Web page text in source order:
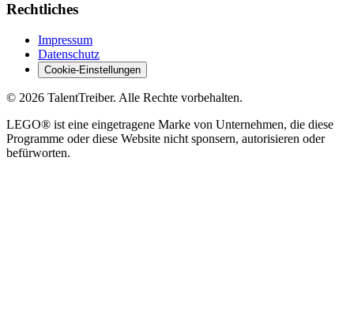
Rechtliches
Impressum
Datenschutz
Cookie-Einstellungen
© 2026 TalentTreiber. Alle Rechte vorbehalten.
LEGO® ist eine eingetragene Marke von Unternehmen, die diese
Programme oder diese Website nicht sponsern, autorisieren oder
befürworten.